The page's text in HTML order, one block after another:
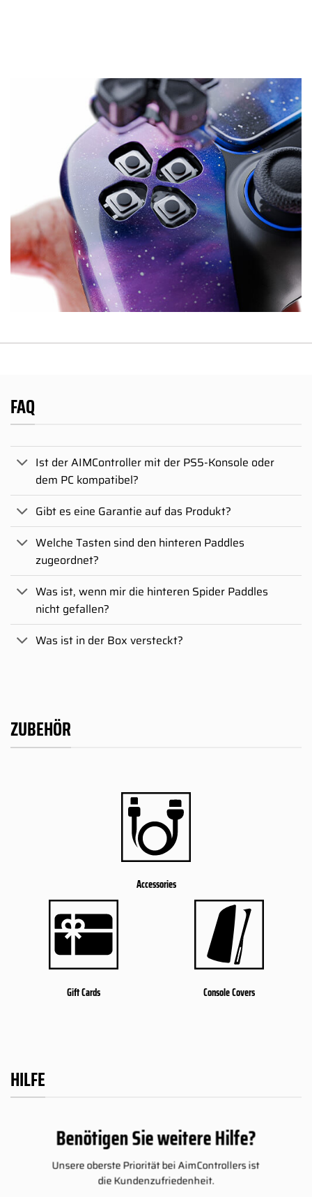
FAQ
Ist der AIMController mit der PS5-Konsole oder
dem PC kompatibel?
Gibt es eine Garantie auf das Produkt?
Welche Tasten sind den hinteren Paddles
zugeordnet?
Was ist, wenn mir die hinteren Spider Paddles
nicht gefallen?
Was ist in der Box versteckt?
ZUBEHÖR
Accessories
Gift Cards Console Covers
HILFE
Benötigen Sie weitere Hilfe?
Unsere oberste Priorität bei AimControllers ist
die Kundenzufriedenheit.